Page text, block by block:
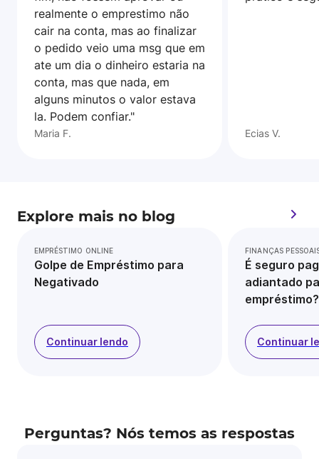
realmente o emprestimo não
cair na conta, mas ao finalizar
o pedido veio uma msg que em
ate um dia o dinheiro estaria na
conta, mas que nada, em
alguns minutos o valor estava
la. Podem confiar."
Maria F. Ecias V.
Explore mais no blog
EMPRÉSTIMO ONLINE
Golpe de Empréstimo para
Negativado
Continuar lendo
FINANÇAS
É seguro
adiantado
empréstimo?
Continuar
Perguntas? Nós temos as respostas